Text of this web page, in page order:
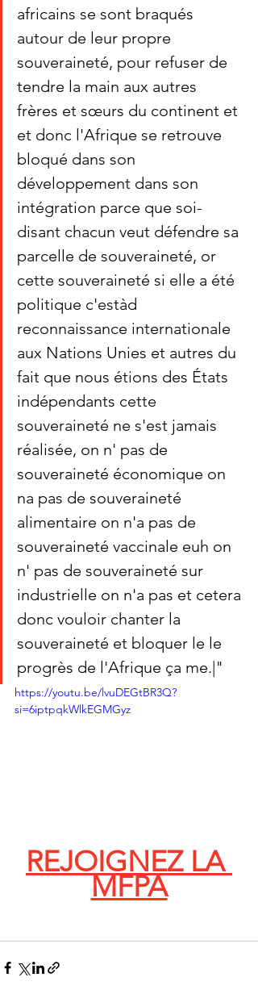
africains se sont braqués
autour de leur propre
souveraineté, pour refuser de
tendre la main aux autres
frères et sœurs du continent et
et donc l'Afrique se retrouve
bloqué dans son
développement dans son
intégration parce que soi-
disant chacun veut défendre sa
parcelle de souveraineté, or
cette souveraineté si elle a été
politique c'estàd
reconnaissance internationale
aux Nations Unies et autres du
fait que nous étions des États
indépendants cette
souveraineté ne s'est jamais
réalisée, on n' pas de
souveraineté économique on
na pas de souveraineté
alimentaire on n'a pas de
souveraineté vaccinale euh on
n' pas de souveraineté sur
industrielle on n'a pas et cetera
donc vouloir chanter la
souveraineté et bloquer le le
progrès de l'Afrique ça me.|"
https://youtu.be/lvuDEGtBR3Q?
si=6iptpqkWlkEGMGyz
REJOIGNEZ LA
MFPA